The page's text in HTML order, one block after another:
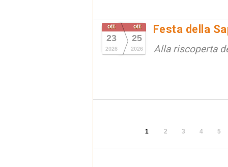
ott
23
2026
ott
25
2026
Festa della
Alla riscoperta
1 2 3 4 5